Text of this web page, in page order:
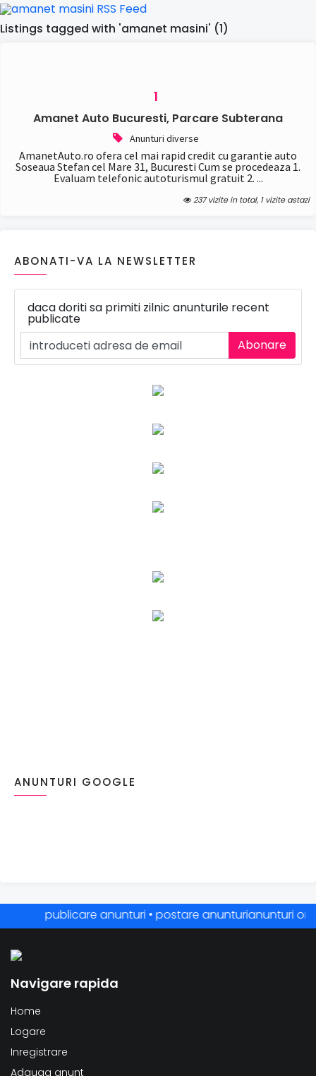
Listings tagged with 'amanet masini' (1)
1
Amanet Auto Bucuresti, Parcare Subterana
Anunturi diverse
AmanetAuto.ro ofera cel mai rapid credit cu garantie auto
Soseaua Stefan cel Mare 31, Bucuresti Cum se procedeaza 1.
Evaluam telefonic autoturismul gratuit 2. ...
237 vizite in total, 1 vizite astazi
ABONATI-VA LA NEWSLETTER
daca doriti sa primiti zilnic anunturile recent
publicate
ANUNTURI GOOGLE
publicare anunturi • postare anunturianunturi
Navigare rapida
Home
Logare
Inregistrare
Adauga anunt